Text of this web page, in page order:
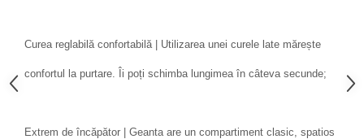
Curea reglabilă confortabilă | Utilizarea unei curele late mărește
confortul la purtare. Îi poți schimba lungimea în câteva secunde;
Extrem de încăpător | Geanta are un compartiment clasic, spatios